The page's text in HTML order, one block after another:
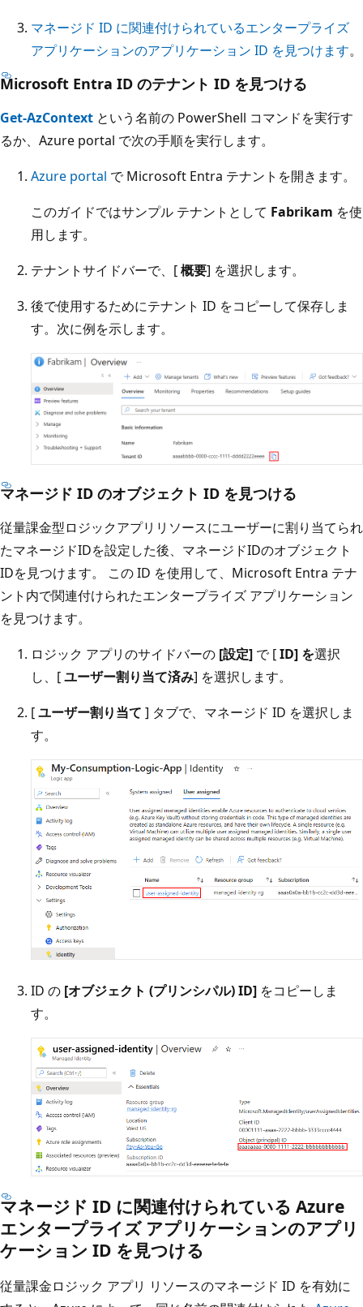
マネージド ID に関連付けられているエンタープライズ
アプリケーションのアプリケーション ID を見つけます。
Microsoft Entra ID のテナント ID を見つける
Get-AzContext という名前の PowerShell コマンドを実行す
るか、Azure portal で次の手順を実行します。
Azure portal で Microsoft Entra テナントを開きます。
このガイドではサンプル テナントとして Fabrikam を使
用します。
テナントサイドバーで、[概要] を選択します。
後で使用するためにテナント ID をコピーして保存しま
す。次に例を示します。
マネージド ID のオブジェクト ID を見つける
従量課金型ロジックアプリリソースにユーザーに割り当てられ
たマネージドIDを設定した後、マネージドIDのオブジェクト
IDを見つけます。 この ID を使用して、Microsoft Entra テナ
ント内で関連付けられたエンタープライズ アプリケーション
を見つけます。
ロジック アプリのサイドバーの [設定] で [ID] を選択
し、[ユーザー割り当て済み] を選択します。
[ユーザー割り当て ] タブで、マネージド ID を選択しま
す。
ID の [オブジェクト (プリンシパル) ID] をコピーしま
す。
マネージド ID に関連付けられている Azure
エンタープライズ アプリケーションのアプリ
ケーション ID を見つける
従量課金ロジック アプリ リソースのマネージド ID を有効に